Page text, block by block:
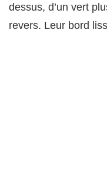
dessus, d’un vert
revers. Leur bord